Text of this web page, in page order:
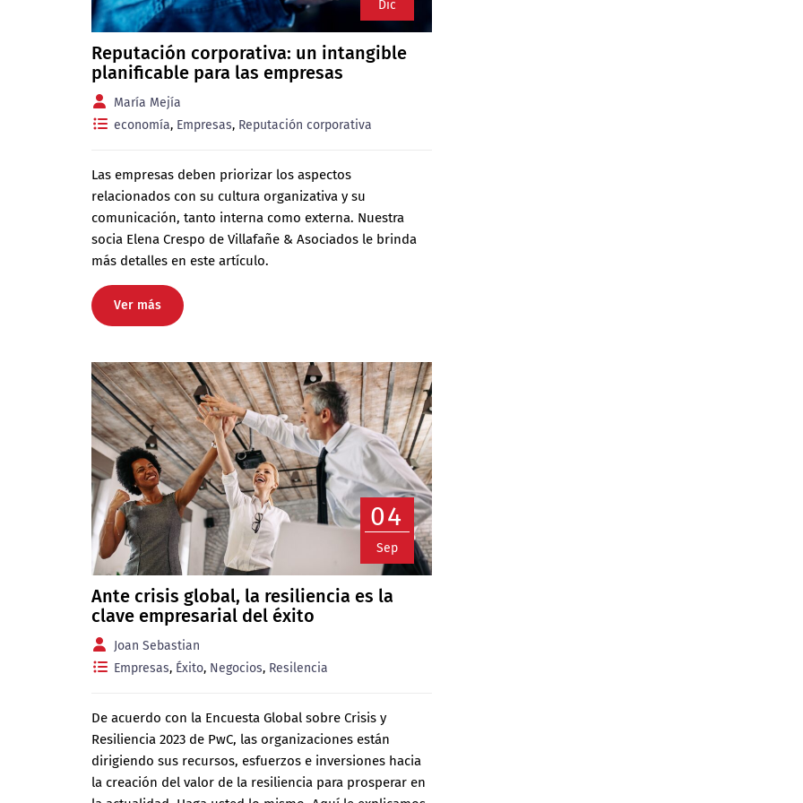
Dic
Reputación corporativa: un intangible
planificable para las empresas
María Mejía
economía, Empresas, Reputación corporativa
Las empresas deben priorizar los aspectos
relacionados con su cultura organizativa y su
comunicación, tanto interna como externa. Nuestra
socia Elena Crespo de Villafañe & Asociados le brinda
más detalles en este artículo.
Ver más
04
Sep
Ante crisis global, la resiliencia es la
clave empresarial del éxito
Joan Sebastian
Empresas, Éxito, Negocios, Resilencia
De acuerdo con la Encuesta Global sobre Crisis y
Resiliencia 2023 de PwC, las organizaciones están
dirigiendo sus recursos, esfuerzos e inversiones hacia
la creación del valor de la resiliencia para prosperar en